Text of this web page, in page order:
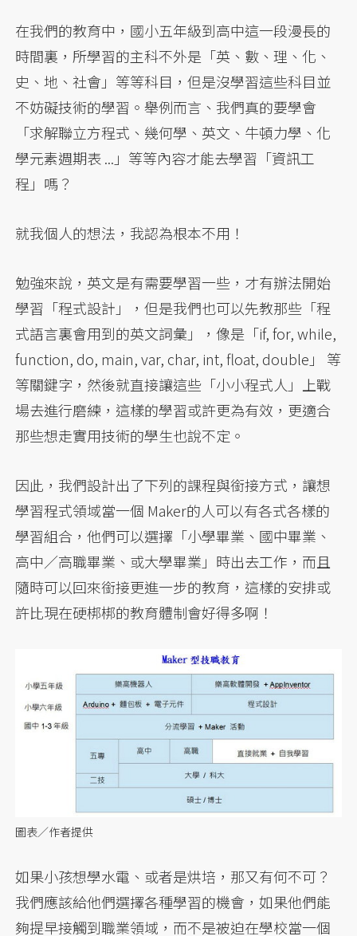
在我們的教育中，國小五年級到高中這一段漫長的
時間裏，所學習的主科不外是「英、數、理、化、
史、地、社會」等等科目，但是沒學習這些科目並
不妨礙技術的學習。舉例而言、我們真的要學會
「求解聯立方程式、幾何學、英文、牛頓力學、化
學元素週期表 ...」等等內容才能去學習「資訊工
程」嗎？
就我個人的想法，我認為根本不用！
勉強來說，英文是有需要學習一些，才有辦法開始
學習「程式設計」，但是我們也可以先教那些「程
式語言裏會用到的英文詞彙」，像是「if, for, while,
function, do, main, var, char, int, float, double」 等
等關鍵字，然後就直接讓這些「小小程式人」上戰
場去進行磨練，這樣的學習或許更為有效，更適合
那些想走實用技術的學生也說不定。
因此，我們設計出了下列的課程與銜接方式，讓想
學習程式領域當一個 Maker的人可以有各式各樣的
學習組合，他們可以選擇「小學畢業、國中畢業、
高中／高職畢業、或大學畢業」時出去工作，而且
隨時可以回來銜接更進一步的教育，這樣的安排或
許比現在硬梆梆的教育體制會好得多啊！
圖表／作者提供
如果小孩想學水電、或者是烘培，那又有何不可？
我們應該給他們選擇各種學習的機會，如果他們能
夠提早接觸到職業領域，而不是被迫在學校當一個